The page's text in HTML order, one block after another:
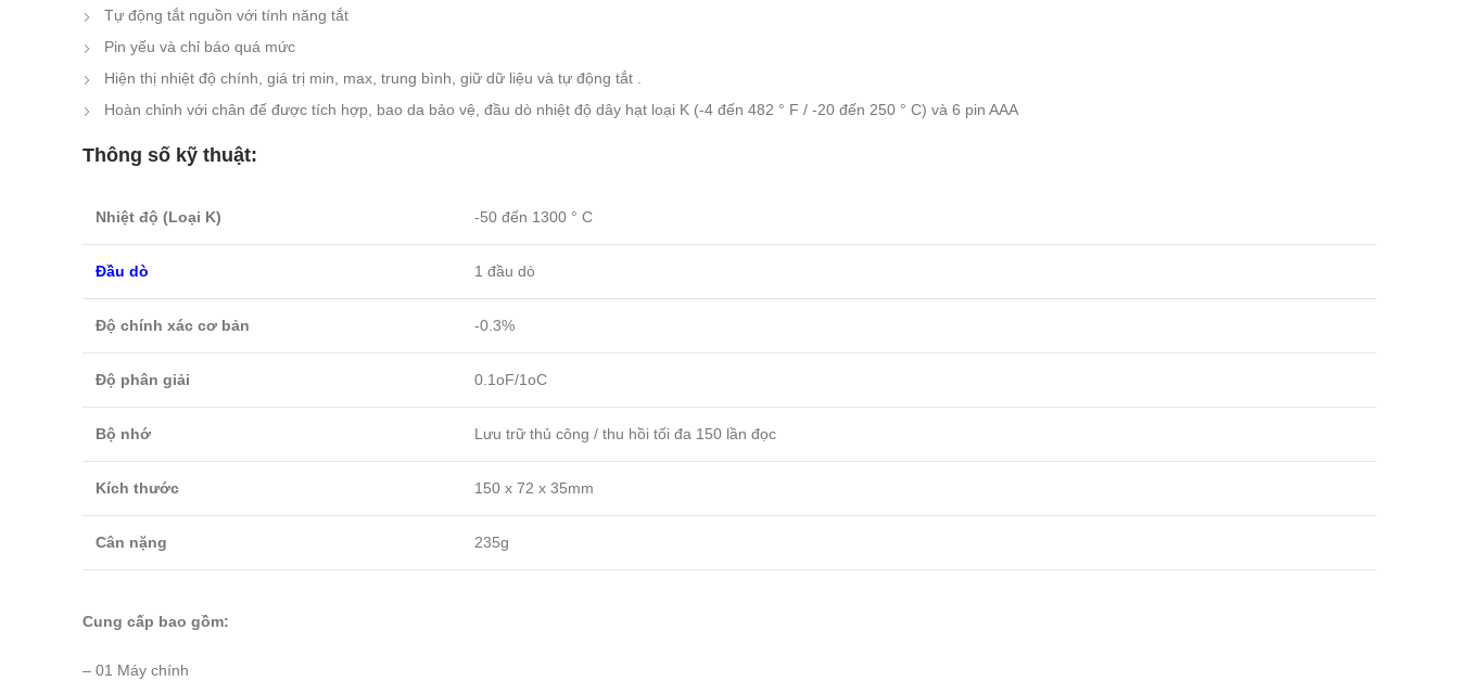
Tự động tắt nguồn với tính năng tắt
Pin yếu và chỉ báo quá mức
Hiện thị nhiệt độ chính, giá trị min, max, trung bình, giữ dữ liệu và tự động tắt .
Hoàn chỉnh với chân đế được tích hợp, bao da bảo vệ, đầu dò nhiệt độ dây hạt loại K (-4 đến 482 ° F / -20 đến 250 ° C) và 6 pin AAA
Thông số kỹ thuật:
Nhiệt độ (Loại K) -50 đến 1300 ° C
Đầu dò 1 đầu dò
Độ chính xác cơ bản -0.3%
Độ phân giải 0.1oF/1oC
Bộ nhớ Lưu trữ thủ công / thu hồi tối đa 150 lần đọc
Kích thước 150 x 72 x 35mm
Cân nặng 235g
Cung cấp bao gồm:
– 01 Máy chính